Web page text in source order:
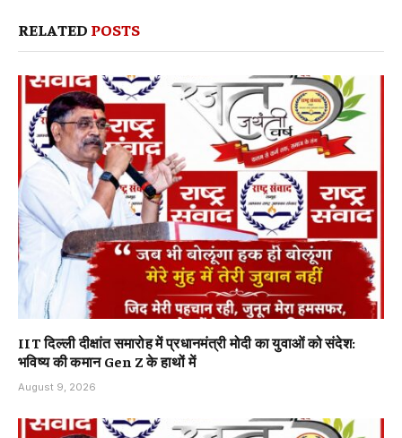
RELATED POSTS
IIT दिल्ली दीक्षांत समारोह में प्रधानमंत्री मोदी का युवाओं को संदेश:
भविष्य की कमान Gen Z के हाथों में
August 9, 2026